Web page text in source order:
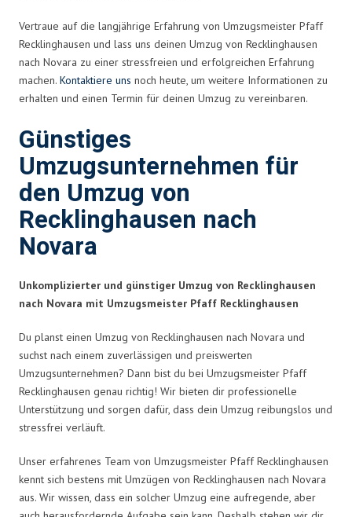
Vertraue auf die langjährige Erfahrung von Umzugsmeister Pfaff
Recklinghausen und lass uns deinen Umzug von Recklinghausen
nach Novara zu einer stressfreien und erfolgreichen Erfahrung
machen. Kontaktiere uns noch heute, um weitere Informationen zu
erhalten und einen Termin für deinen Umzug zu vereinbaren.
Günstiges
Umzugsunternehmen für
den Umzug von
Recklinghausen nach
Novara
Unkomplizierter und günstiger Umzug von Recklinghausen
nach Novara mit Umzugsmeister Pfaff Recklinghausen
Du planst einen Umzug von Recklinghausen nach Novara und
suchst nach einem zuverlässigen und preiswerten
Umzugsunternehmen? Dann bist du bei Umzugsmeister Pfaff
Recklinghausen genau richtig! Wir bieten dir professionelle
Unterstützung und sorgen dafür, dass dein Umzug reibungslos und
stressfrei verläuft.
Unser erfahrenes Team von Umzugsmeister Pfaff Recklinghausen
kennt sich bestens mit Umzügen von Recklinghausen nach Novara
aus. Wir wissen, dass ein solcher Umzug eine aufregende, aber